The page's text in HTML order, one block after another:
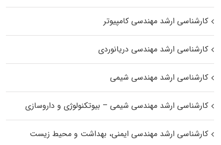
کارشناسی ارشد مهندسی کامپیوتر
کارشناسی ارشد مهندسی دریانوردی
کارشناسی ارشد مهندسی شیمی
کارشناسی ارشد مهندسی شیمی – بیوتکنولوژی و داروسازی
کارشناسی ارشد مهندسی ایمنی، بهداشت و محیط زیست